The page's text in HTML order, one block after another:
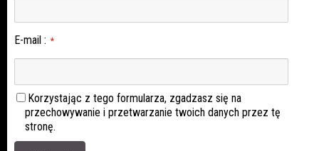
E-mail : *
Korzystając z tego formularza, zgadzasz się na
przechowywanie i przetwarzanie twoich danych przez tę
stronę.